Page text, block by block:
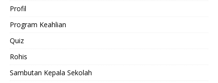
Profil
Program Keahlian
Quiz
Rohis
Sambutan Kepala Sekolah